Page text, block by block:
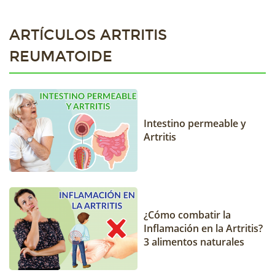
ARTÍCULOS ARTRITIS
REUMATOIDE
Intestino permeable y
Artritis
¿Cómo combatir la
Inflamación en la Artritis?
3 alimentos naturales